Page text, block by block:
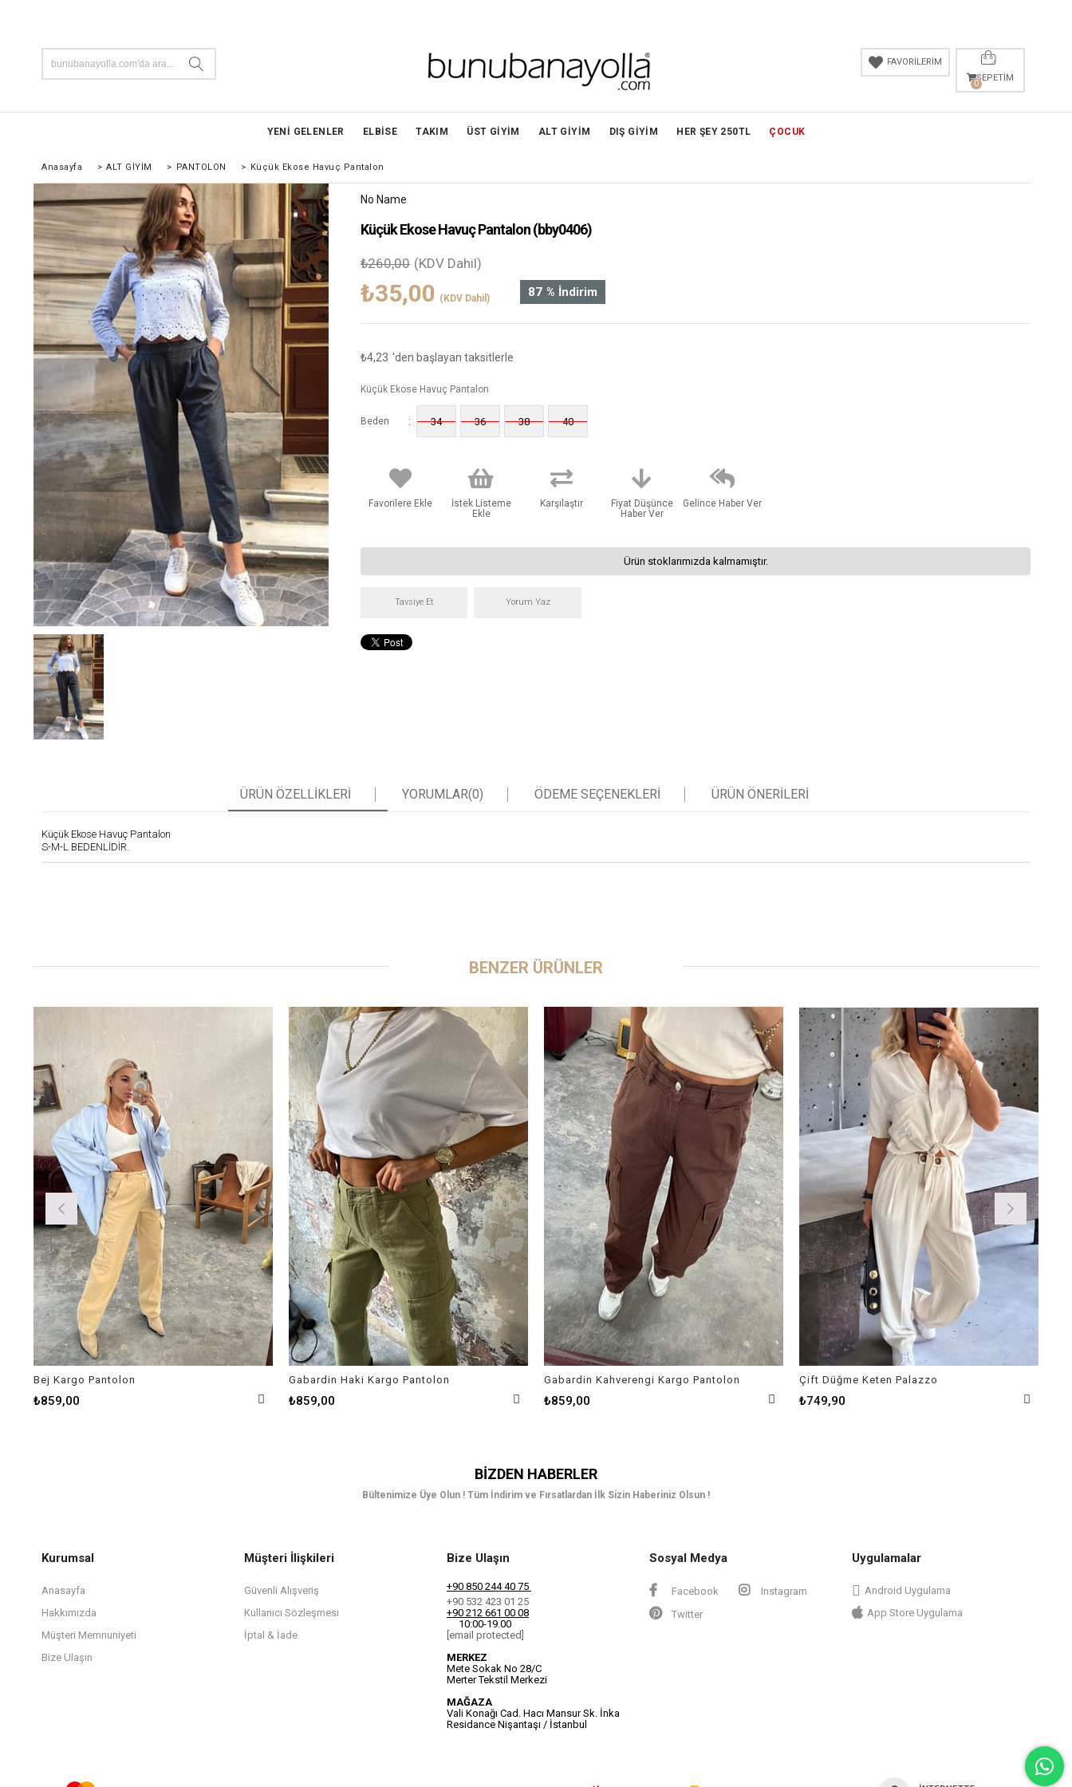
SEPETIM
0
FAVORİLERİM
YENİ GELENLER ELBİSE TAKIM ÜST GİYİM ALT GİYİM DIŞ GİYİM HER ŞEY 250TL ÇOCUK
Anasayfa > ALT GİYİM > PANTOLON > Küçük Ekose Havuç Pantalon
No Name
Küçük Ekose Havuç Pantalon(bby0406)
%
87 İndirim
₺260,00 (KDV Dahil)
₺35,00 (KDV Dahil)
₺4,23 'den başlayan taksitlerle
Küçük Ekose Havuç Pantalon
Beden : 34 36 38 40
Favorilere Ekle
İstek Listeme
Ekle
Karşılaştır
Fiyat Düşünce
Haber Ver
Gelince Haber Ver
Ürün stoklarımızda kalmamıştır.
Tavsiye Et Yorum Yaz
ÜRÜN ÖZELLIKLERI YORUMLAR(0) ÖDEME SEÇENEKLERI ÜRÜN ÖNERILERI
Küçük Ekose Havuç Pantalon
S-M-L BEDENLİDİR.
BENZER ÜRÜNLER
Bej Kargo Pantolon
₺859,00
Gabardin Haki Kargo Pantolon
₺859,00
Gabardin Kahverengi Kargo Pantolon
₺859,00
Çift Düğme Keten Palazzo
₺749,90
BIZDEN HABERLER
Bültenimize Üye Olun ! Tüm İndirim ve Fırsatlardan İlk Sizin Haberiniz Olsun !
Kurumsal
Anasayfa
Hakkımızda
Müşteri Memnuniyeti
Bize Ulaşın
Müşteri İlişkileri
Güvenli Alışveriş
Kullanıcı Sözleşmesi
İptal & İade
Bize Ulaşın
+90 850 244 40 75
+90 532 423 01 25
+90 212 661 00 08
10:00-19.00
[email protected]
MERKEZ
Mete Sokak No 28/C
Merter Tekstil Merkezi
MAĞAZA
Vali Konağı Cad. Hacı Mansur Sk. İnka
Residance Nişantaşı / İstanbul
Sosyal Medya
Facebook
Instagram
Twitter
Uygulamalar
Android Uygulama
App Store Uygulama